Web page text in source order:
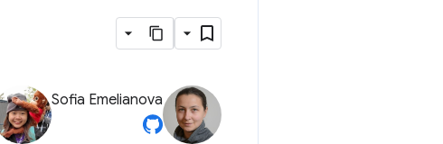
Sofia Emelianova